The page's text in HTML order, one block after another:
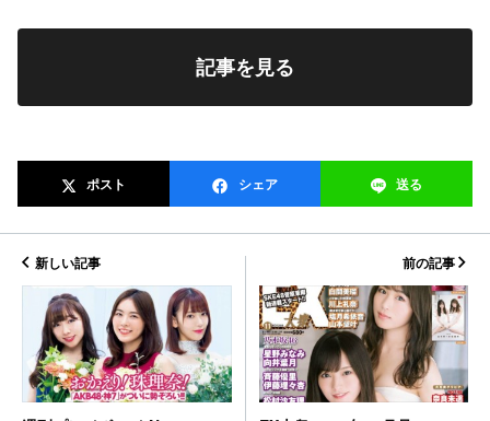
記事を見る
ポスト シェア 送る
新しい記事 前の記事